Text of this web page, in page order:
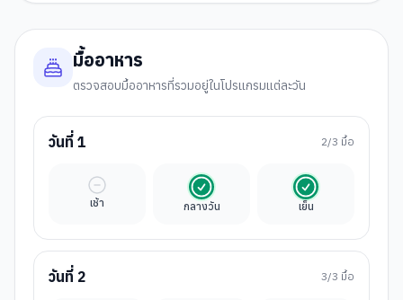
มื้ออาหาร
ตรวจสอบมื้ออาหารที่รวมอยู่ในโปรแกรมแต่ละวัน
วันที่ 1 2/3 มื้อ
เช้า
มื้ออิสระ
กลางวัน
รวมในค่าทัวร์
เย็น
รวมในค่าทัวร์
วันที่ 2 3/3 มื้อ